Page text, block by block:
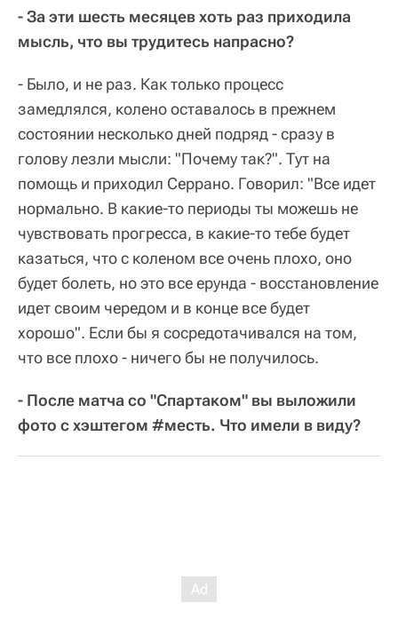
- За эти шесть месяцев хоть раз приходила
мысль, что вы трудитесь напрасно?
- Было, и не раз. Как только процесс
замедлялся, колено оставалось в прежнем
состоянии несколько дней подряд - сразу в
голову лезли мысли: "Почему так?". Тут на
помощь и приходил Серрано. Говорил: "Все идет
нормально. В какие-то периоды ты можешь не
чувствовать прогресса, в какие-то тебе будет
казаться, что с коленом все очень плохо, оно
будет болеть, но это все ерунда - восстановление
идет своим чередом и в конце все будет
хорошо". Если бы я сосредотачивался на том,
что все плохо - ничего бы не получилось.
- После матча со "Спартаком" вы выложили
фото с хэштегом #месть. Что имели в виду?